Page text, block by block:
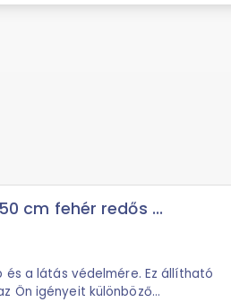
cm fehér redős ...
és a látás védelmére. Ez állítható
Ön igényeit különböző